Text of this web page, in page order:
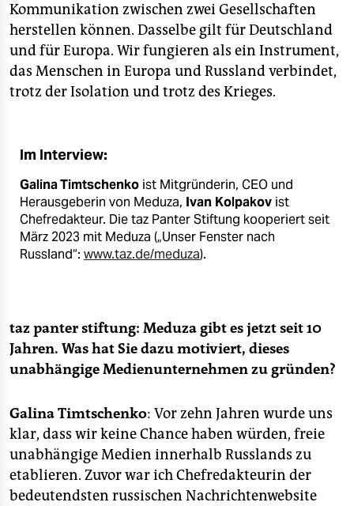
Kommunikation zwischen zwei Gesellschaften
herstellen können. Dasselbe gilt für Deutschland
und für Europa. Wir fungieren als ein Instrument,
das Menschen in Europa und Russland verbindet,
trotz der Isolation und trotz des Krieges.
Im Interview:
Galina Timtschenko ist Mitgründerin, CEO und
Herausgeberin von Meduza, Ivan Kolpakov ist
Chefredakteur. Die taz Panter Stiftung kooperiert seit
März 2023 mit Meduza („Unser Fenster nach
Russland“: www.taz.de/meduza).
taz panter stiftung: Meduza gibt es jetzt seit 10
Jahren. Was hat Sie dazu motiviert, dieses
unabhängige Medienunternehmen zu gründen?
Galina Timtschenko: Vor zehn Jahren wurde uns
klar, dass wir keine Chance haben würden, freie
unabhängige Medien innerhalb Russlands zu
etablieren. Zuvor war ich Chefredakteurin der
bedeutendsten russischen Nachrichtenwebsite